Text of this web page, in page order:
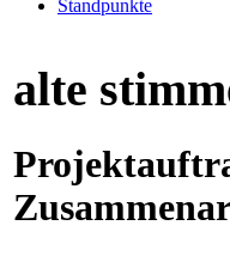
Standpunkte
alte